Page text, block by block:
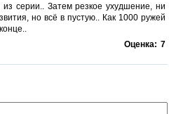
серии.. Затем резкое ухудшение, ни
но всё в пустую.. Как 1000 ружей
Оценка: 7